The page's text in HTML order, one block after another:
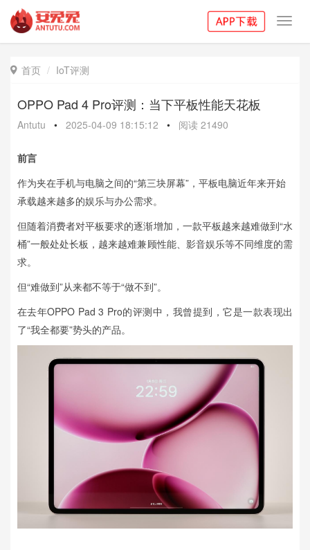
 首页 IoT评测
OPPO Pad 4 Pro评测：当下平板性能天花板
Antutu • 2025-04-09 18:15:12 • 阅读 21490
前言
作为夹在手机与电脑之间的“第三块屏幕”，平板电脑近年来开始
承载越来越多的娱乐与办公需求。
但随着消费者对平板要求的逐渐增加，一款平板越来越难做到“水
桶”一般处处长板，越来越难兼顾性能、影音娱乐等不同维度的需
求。
但“难做到”从来都不等于“做不到”。
在去年OPPO Pad 3 Pro的评测中，我曾提到，它是一款表现出
了“我全都要”势头的产品。